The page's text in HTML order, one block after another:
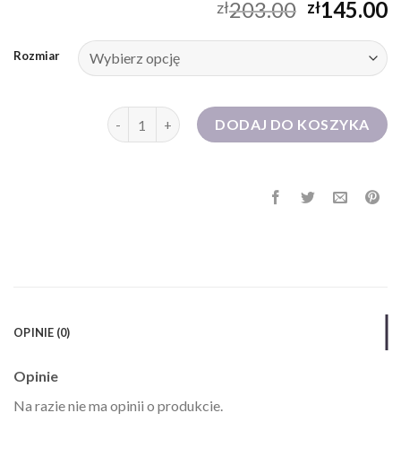
zł203.00 zł145.00
Rozmiar
ilość loola sukienki DODAJ DO KOSZYKA
OPINIE (0)
Opinie
Na razie nie ma opinii o produkcie.